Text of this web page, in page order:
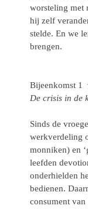
worsteling met
hij zelf
stelde. En we
brengen.
Bijeenkomst 1
De crisis in de
Sinds de
werkverdeling
monniken) en
leefden
onderhielden
bedienen.
consument